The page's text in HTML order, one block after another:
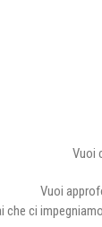
Vuoi
Vuoi
che ci